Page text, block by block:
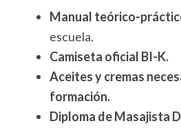
Manual teórico-
escuela.
Camiseta oficial BI-K.
Aceites y cremas
formación.
Diploma de Masajista